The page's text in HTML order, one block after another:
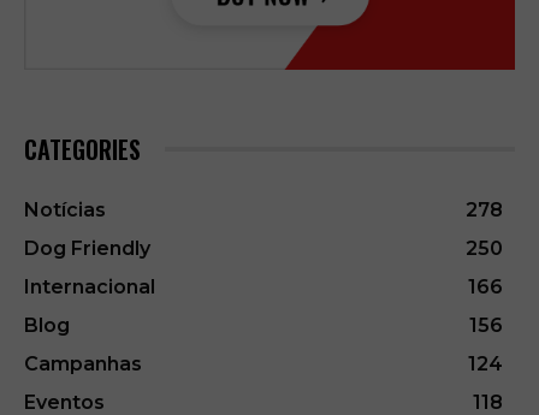
CATEGORIES
Notícias
278
Dog Friendly
250
Internacional
166
Blog
156
Campanhas
124
Eventos
118